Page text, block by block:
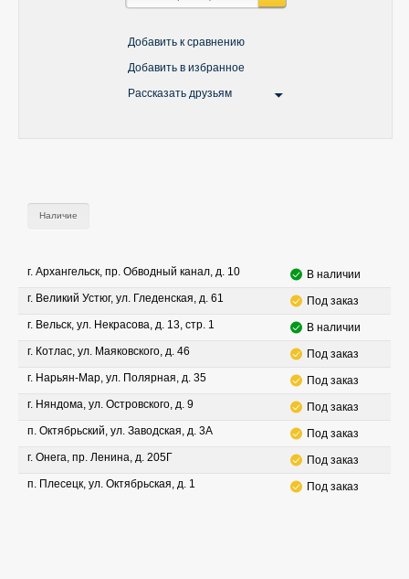
Добавить к сравнению
Добавить в избранное
Рассказать друзьям
Наличие
г. Архангельск, пр. Обводный канал, д. 10
В наличии
г. Великий Устюг, ул. Гледенская, д. 61
Под заказ
г. Вельск, ул. Некрасова, д. 13, стр. 1
В наличии
г. Котлас, ул. Маяковского, д. 46
Под заказ
г. Нарьян-Мар, ул. Полярная, д. 35
Под заказ
г. Няндома, ул. Островского, д. 9
Под заказ
п. Октябрьский, ул. Заводская, д. 3А
Под заказ
г. Онега, пр. Ленина, д. 205Г
Под заказ
п. Плесецк, ул. Октябрьская, д. 1
Под заказ